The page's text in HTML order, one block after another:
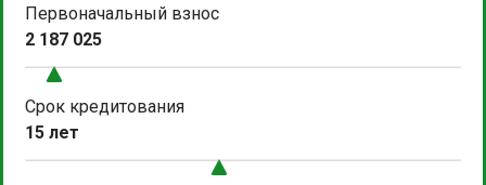
Первоначальный взнос
2 187 025
Срок кредитования
15 лет